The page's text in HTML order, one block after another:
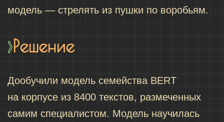
модель — стрелять из пушки по воробьям.
Решение
Дообучили модель семейства BERT
на корпусе из 8400 текстов, размеченных
самим специалистом. Модель научилась